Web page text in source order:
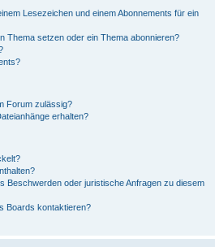
Lesezeichen und einem Abonnements für ein
Thema setzen oder ein Thema abonnieren?
Forum zulässig?
erhalten?
Beschwerden oder juristische Anfragen zu diesem
Boards kontaktieren?